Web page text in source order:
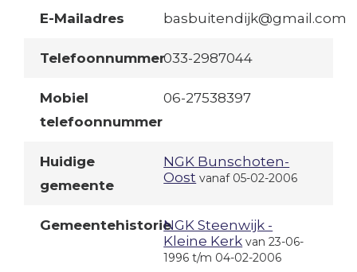
E-Mailadres basbuitendijk@gmail.com
Telefoonnummer033-2987044
Mobiel
telefoonnummer
06-27538397
Huidige
gemeente
NGK Bunschoten-
Oost vanaf 05-02-2006
GemeentehistorieNGK Steenwijk -
Kleine Kerk van 23-06-
1996 t/m 04-02-2006